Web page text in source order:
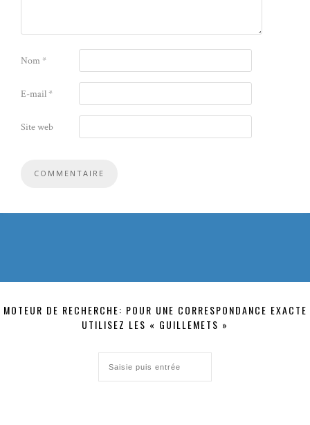
Nom*
E-mail*
Site web
MOTEUR DE RECHERCHE: POUR UNE CORRESPONDANCE EXACTE
UTILISEZ LES « GUILLEMETS »